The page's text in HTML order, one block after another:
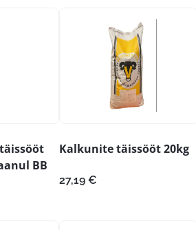
BB
Kalkunite täissööt 20kg
27,19 €